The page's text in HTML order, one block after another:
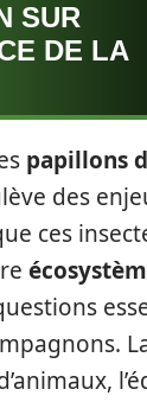
SUR
DE LA
papillons
des
ces